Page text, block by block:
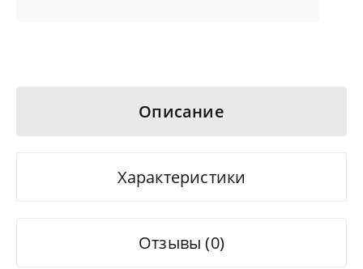
Описание
Характеристики
Отзывы (0)